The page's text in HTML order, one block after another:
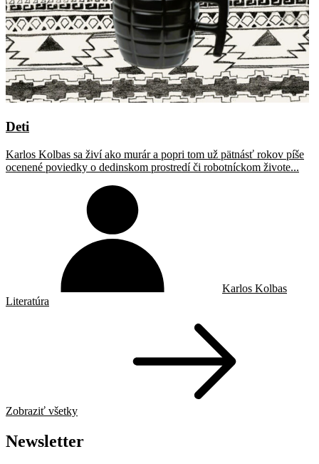
Deti
Karlos Kolbas sa živí ako murár a popri tom už pätnásť rokov píše
ocenené poviedky o dedinskom prostredí či robotníckom živote...
Karlos Kolbas
Literatúra
Zobraziť všetky
Newsletter